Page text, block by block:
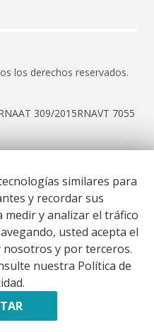
los derechos reservados.
309/2015RNAVT 7055
Union’s COSME - SMP
ST3ER - ref. 101121592
similares para
y recordar sus
medir y analizar el tráfico
usted acepta el
y por terceros.
nuestra Política de